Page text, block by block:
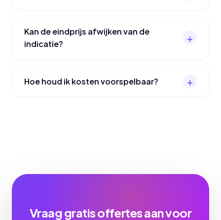
Kan de eindprijs afwijken van de
indicatie?
Hoe houd ik kosten voorspelbaar?
Vraag gratis offertes aan voor